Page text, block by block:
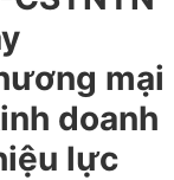
mại
doanh
lực